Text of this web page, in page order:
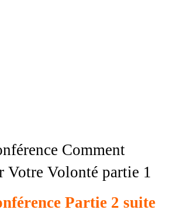
Comment
Votre Volonté partie 1
Partie 2 suite